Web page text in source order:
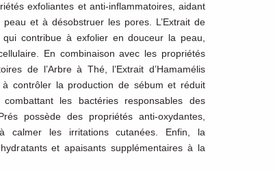
exfoliantes et anti-inflammatoires, aidant
et à désobstruer les pores. L’Extrait de
contribue à exfolier en douceur la peau,
En combinaison avec les propriétés
de l’Arbre à Thé, l’Extrait d’Hamamélis
contrôler la production de sébum et réduit
les bactéries responsables des
possède des propriétés anti-oxydantes,
calmer les irritations cutanées. Enfin, la
et apaisants supplémentaires à la